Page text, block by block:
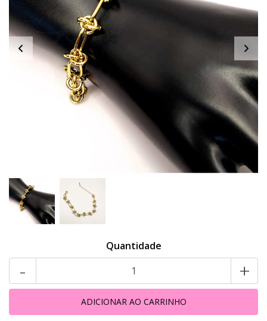
Quantidade
- +